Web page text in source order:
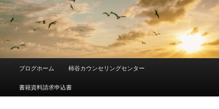
Skip
to
Skip
to
ブログホーム 柿谷カウンセリングセンター
書籍資料請求申込書